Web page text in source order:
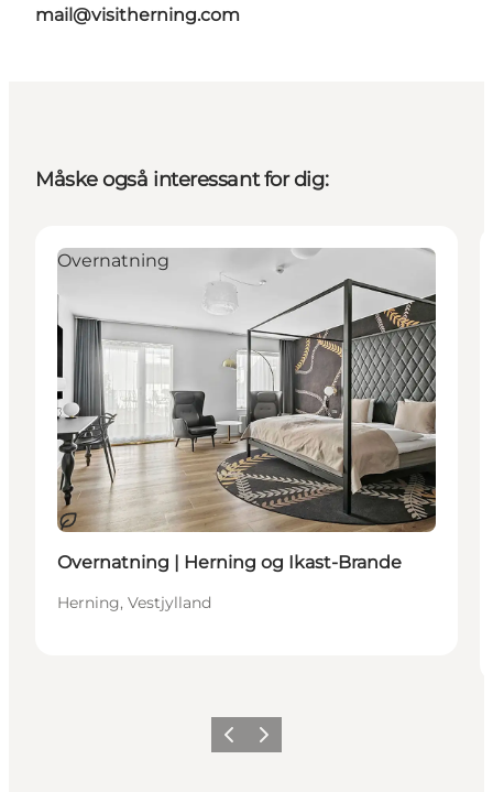
mail@visitherning.com
Måske også interessant for dig:
Bæredygtige oplevelser
Overnatning
Overnatning | Herning og Ikast-Brande
Herning, Vestjylland
Forrige billede
Næste billede